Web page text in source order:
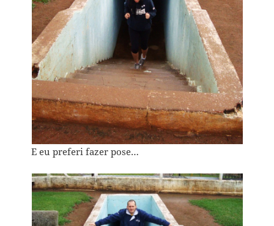
E eu preferi fazer pose…